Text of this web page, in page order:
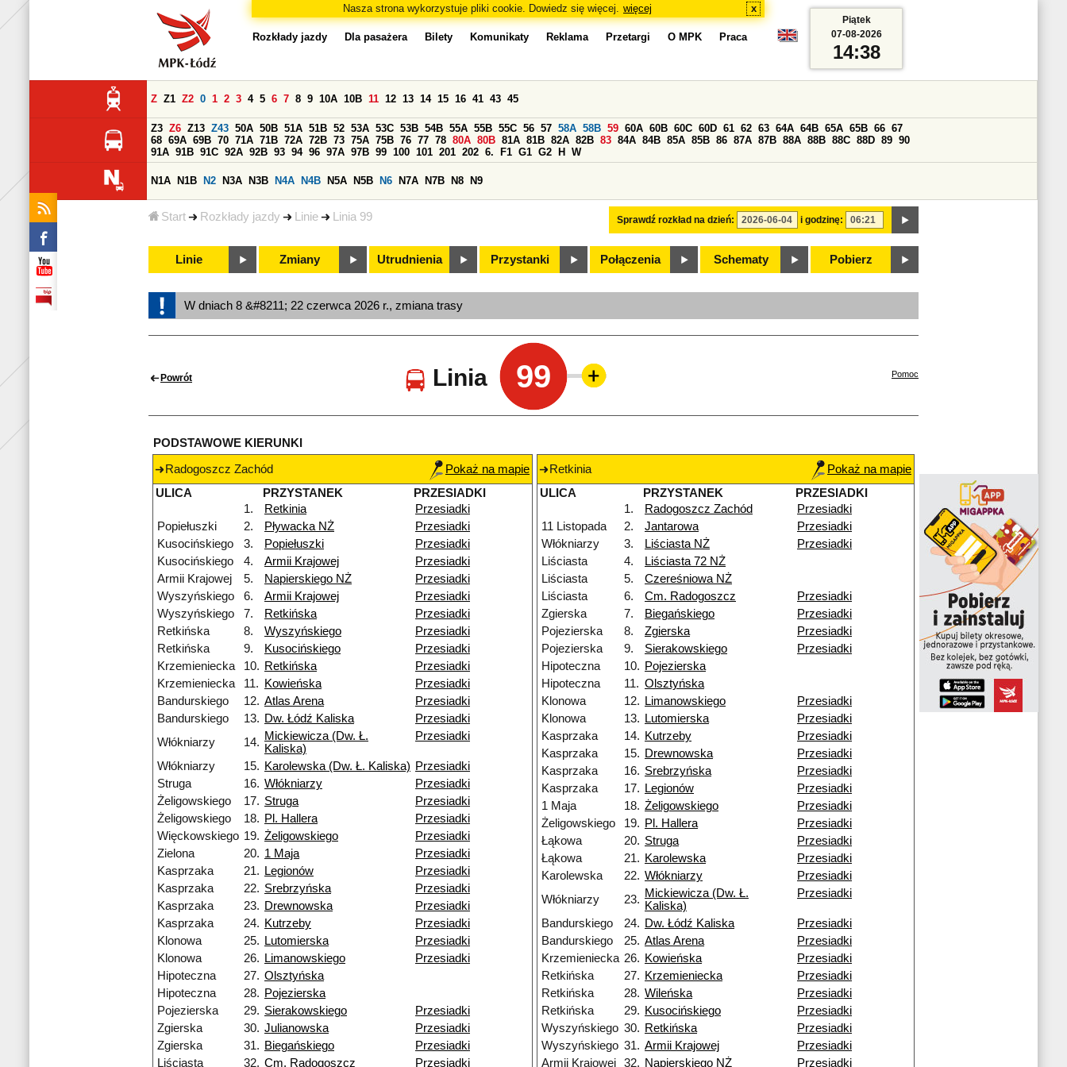
Nasza strona wykorzystuje pliki cookie. Dowiedz się więcej. więcej x
Start Rozkłady jazdy Linie Linia 99
Rozkłady jazdy Dla pasażera Bilety Komunikaty Reklama Przetargi O MPK Praca
Sprawdź rozkład na dzień: i godzinę:
Z Z1 Z2 0 1 2 3 4 5 6 7 8 9 10A 10B 11 12 13 14 15 16 41 43 45
Z3 Z6 Z13 Z43 50A 50B 51A 51B 52 53A 53C 53B 54B 55A 55B 55C 56 57 58A 58B 59 60A 60B 60C 60D 61 62 63 64A 64B 65A 65B 66 67
68 69A 69B 70 71A 71B 72A 72B 73 75A 75B 76 77 78 80A 80B 81A 81B 82A 82B 83 84A 84B 85A 85B 86 87A 87B 88A 88B 88C 88D 89 90
91A 91B 91C 92A 92B 93 94 96 97A 97B 99 100 101 201 202 6. F1 G1 G2 H W
N1A N1B N2 N3A N3B N4A N4B N5A N5B N6 N7A N7B N8 N9
Linie Zmiany Utrudnienia Przystanki Połączenia Schematy Pobierz
Piątek
07-08-2026
14:38
W dniach 8 &#8211; 22 czerwca 2026 r., zmiana trasy
Powrót Linia 99 Pomoc
PODSTAWOWE KIERUNKI
Radogoszcz Zachód
Pokaż na mapie
ULICA
PRZYSTANEK
PRZESIADKI
1.
Retkinia
Przesiadki
Popiełuszki
2. Pływacka NŻ
Przesiadki
Kusocińskiego
3. Popiełuszki
Przesiadki
Kusocińskiego
4. Armii Krajowej
Przesiadki
Armii Krajowej
5. Napierskiego NŻ
Przesiadki
Wyszyńskiego
6. Armii Krajowej
Przesiadki
Wyszyńskiego
7. Retkińska
Przesiadki
Retkińska
8. Wyszyńskiego
Przesiadki
Retkińska
9. Kusocińskiego
Przesiadki
Krzemieniecka
10. Retkińska
Przesiadki
Krzemieniecka
11. Kowieńska
Przesiadki
Bandurskiego
12. Atlas Arena
Przesiadki
Bandurskiego
13. Dw. Łódź Kaliska
Przesiadki
Włókniarzy
14. Mickiewicza (Dw. Ł.
Kaliska)
Przesiadki
Włókniarzy 15. Karolewska (Dw. Ł. Kaliska) Przesiadki
Struga
16. Włókniarzy
Przesiadki
Żeligowskiego
17. Struga
Przesiadki
Żeligowskiego
18. Pl. Hallera
Przesiadki
Więckowskiego 19. Żeligowskiego
Przesiadki
Zielona
20. 1 Maja
Przesiadki
Kasprzaka
21. Legionów
Przesiadki
Kasprzaka
22. Srebrzyńska
Przesiadki
Kasprzaka
23. Drewnowska
Przesiadki
Kasprzaka
24. Kutrzeby
Przesiadki
Klonowa
25. Lutomierska
Przesiadki
Klonowa
26. Limanowskiego
Przesiadki
Hipoteczna
27. Olsztyńska
Hipoteczna
28. Pojezierska
Pojezierska
29. Sierakowskiego
Przesiadki
Zgierska
30. Julianowska
Przesiadki
Zgierska
31. Biegańskiego
Przesiadki
Liściasta
32. Cm. Radogoszcz Przesiadki
Retkinia
Pokaż na mapie
ULICA
PRZYSTANEK
PRZESIADKI
1.
Radogoszcz Zachód
Przesiadki
11 Listopada
2. Jantarowa
Przesiadki
Włókniarzy
3. Liściasta NŻ
Przesiadki
Liściasta
4.
Liściasta 72 NŻ
Liściasta
5.
Czereśniowa NŻ
Liściasta
6. Cm. Radogoszcz
Przesiadki
Zgierska
7. Biegańskiego
Przesiadki
Pojezierska
8. Zgierska
Przesiadki
Pojezierska
9. Sierakowskiego
Przesiadki
Hipoteczna
10. Pojezierska
Hipoteczna
11. Olsztyńska
Klonowa
12. Limanowskiego
Przesiadki
Klonowa
13. Lutomierska
Przesiadki
Kasprzaka
14. Kutrzeby
Przesiadki
Kasprzaka
15. Drewnowska
Przesiadki
Kasprzaka
16. Srebrzyńska
Przesiadki
Kasprzaka
17. Legionów
Przesiadki
1 Maja
18. Żeligowskiego
Przesiadki
Żeligowskiego
19. Pl. Hallera
Przesiadki
Łąkowa
20. Struga
Przesiadki
Łąkowa
21. Karolewska
Przesiadki
Karolewska
22. Włókniarzy
Przesiadki
Włókniarzy
23. Mickiewicza (Dw. Ł.
Kaliska)
Przesiadki
Bandurskiego 24. Dw. Łódź Kaliska
Przesiadki
Bandurskiego
25. Atlas Arena
Przesiadki
Krzemieniecka 26. Kowieńska
Przesiadki
Retkińska
27. Krzemieniecka
Przesiadki
Retkińska
28. Wileńska
Przesiadki
Retkińska
29. Kusocińskiego
Przesiadki
Wyszyńskiego 30. Retkińska
Przesiadki
Wyszyńskiego 31. Armii Krajowej
Przesiadki
Armii Krajowej
32. Napierskiego NŻ Przesiadki